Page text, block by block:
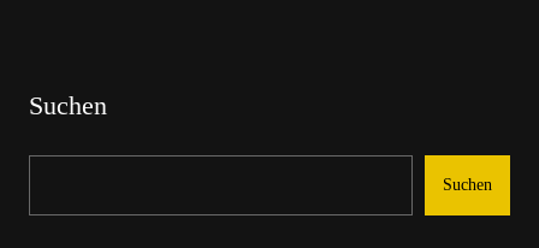
Suchen
Suchen